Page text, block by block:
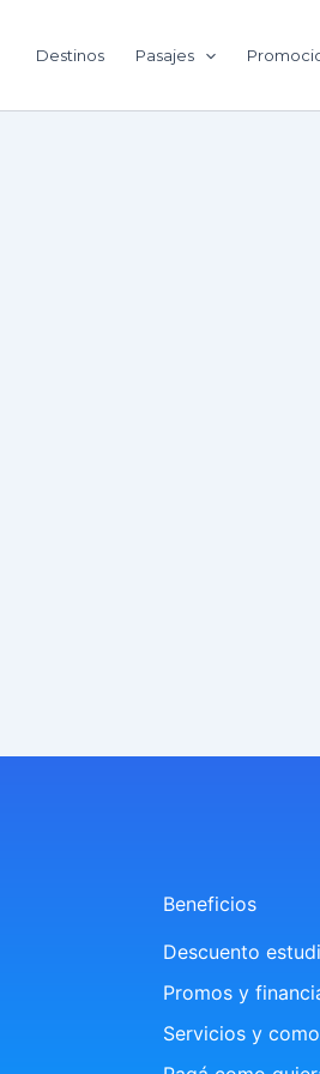
Destinos Pasajes
Beneficios
Descuento
Promos y
Servicios y